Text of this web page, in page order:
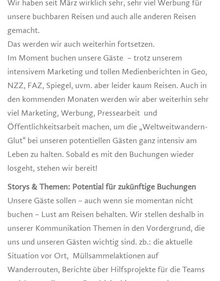
Wir haben seit März wirklich sehr, sehr viel Werbung für
unsere buchbaren Reisen und auch alle anderen Reisen
gemacht.
Das werden wir auch weiterhin fortsetzen.
Im Moment buchen unsere Gäste – trotz unserem
intensivem Marketing und tollen Medienberichten in Geo,
NZZ, FAZ, Spiegel, uvm. aber leider kaum Reisen. Auch in
den kommenden Monaten werden wir aber weiterhin sehr
viel Marketing, Werbung, Pressearbeit und
Öffentlichkeitsarbeit machen, um die „Weltweitwandern-
Glut“ bei unseren potentiellen Gästen ganz intensiv am
Leben zu halten. Sobald es mit den Buchungen wieder
losgeht, stehen wir bereit!
Storys & Themen: Potential für zukünftige Buchungen
Unsere Gäste sollen – auch wenn sie momentan nicht
buchen – Lust am Reisen behalten. Wir stellen deshalb in
unserer Kommunikation Themen in den Vordergrund, die
uns und unseren Gästen wichtig sind. zb.: die aktuelle
Situation vor Ort, Müllsammelaktionen auf
Wanderrouten, Berichte über Hilfsprojekte für die Teams